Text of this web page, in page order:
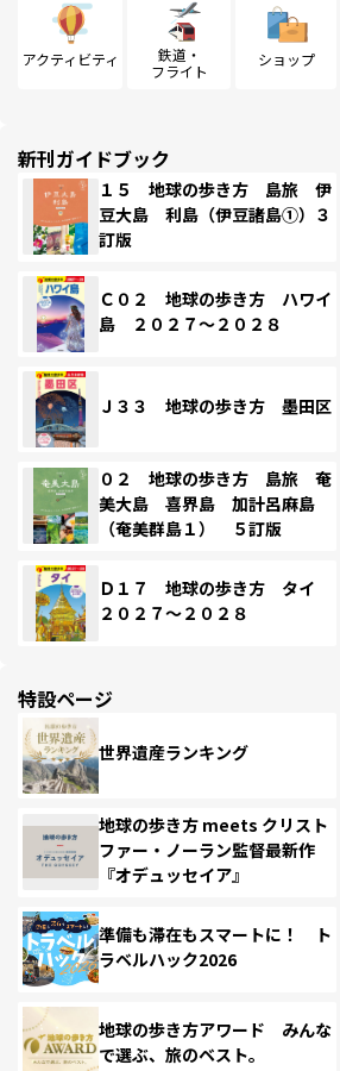
アクティビティ
鉄道・
フライト
ショップ
新刊ガイドブック
１５ 地球の歩き方 島旅 伊
豆大島 利島（伊豆諸島①）３
訂版
Ｃ０２ 地球の歩き方 ハワイ
島 ２０２７～２０２８
Ｊ３３ 地球の歩き方 墨田区
０２ 地球の歩き方 島旅 奄
美大島 喜界島 加計呂麻島
（奄美群島１） ５訂版
Ｄ１７ 地球の歩き方 タイ
２０２７～２０２８
特設ページ
世界遺産ランキング
地球の歩き方 meets クリスト
ファー・ノーラン監督最新作
『オデュッセイア』
準備も滞在もスマートに！ ト
ラベルハック2026
地球の歩き方アワード みんな
で選ぶ、旅のベスト。